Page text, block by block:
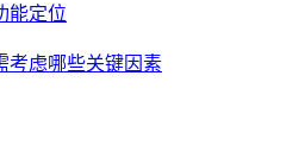
能定位
考虑哪些关键因素